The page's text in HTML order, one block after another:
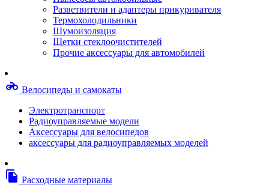
Степлерные скобы, скрепки
Термопленки
Термоузлы/печки/тэны
Тормозные площадки
Узлы/комплекты переноса изображений
Шлейфы
Баллоны со сжатым воздухом
Салфетки для чистки оргтехники
Скотч, фломастеры
Чистящие спреи, жидкости и пены
Картриджи для специализированных
Разветвители и адаптеры прикуривателя
Термохолодильники
Шумоизоляция
Щетки стеклоочистителей
Прочие аксессуары для автомобилей
motorcycle Велосипеды и самокаты
Электротранспорт
Радиоуправляемые модели
Аксессуары для велосипедов
аксессуары для радиоуправляемых моделей
file_copy Расходные материалы